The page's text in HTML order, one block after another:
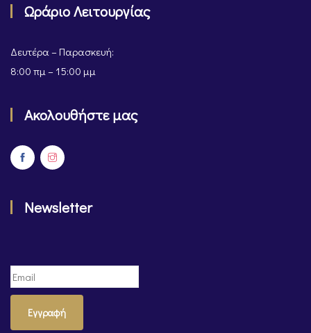
Ωράριο Λειτουργίας
Δευτέρα – Παρασκευή:
8:00 πμ – 15:00 μμ
Ακολουθήστε μας
Newsletter
Εγγραφή